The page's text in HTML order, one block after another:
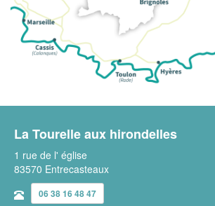
La Tourelle aux hirondelles
1 rue de l' église
83570 Entrecasteaux
06 38 16 48 47